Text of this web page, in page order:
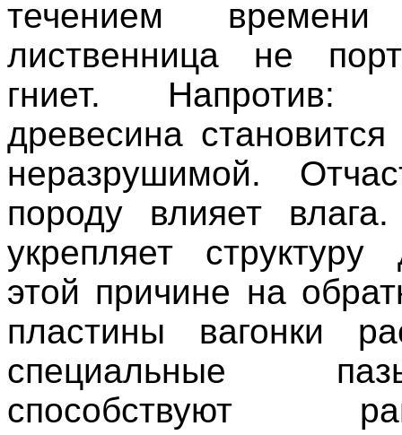
течением времени
лиственница не
гниет.
древесина становится
неразрушимой.
породу влияет
укрепляет
этой причине на
пластины вагонки
специальные
способствуют